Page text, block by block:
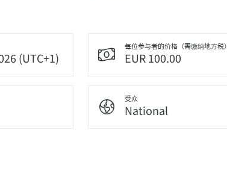
(UTC+1)
每位参与者的价格（需缴纳地方税）
EUR 100.00
受众
National